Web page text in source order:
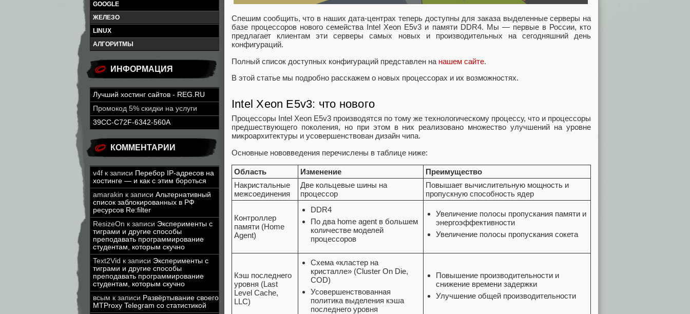
GOOGLE
ЖЕЛЕЗО
LINUX
АЛГОРИТМЫ
ИНФОРМАЦИЯ
Лучший хостинг сайтов - REG.RU
Промокод 5% скидки на услуги
39CC-C72F-6342-560A
КОММЕНТАРИИ
v4f к записи Перебор IP-адресов на
хостинге — и как с этим бороться
amarakin к записи Альтернативный
список заблокированных в РФ
ресурсов Re:filter
ResizeOn к записи Эксперименты с
тиграми и другие способы
преподавать программирование
студентам, которым скучно
Text2Vid к записи Эксперименты с
тиграми и другие способы
преподавать программирование
студентам, которым скучно
всым к записи Развёртывание своего
MTProxy Telegram со статистикой
Спешим сообщить, что в наших дата-центрах теперь доступны для заказа выделенные серверы на
базе процессоров нового семейства Intel Xeon E5v3 и памяти DDR4. Мы — первые в России, кто
предлагает клиентам эти серверы самых новых и производительных на сегодняшний день
конфигураций.
Полный список доступных конфигураций представлен на нашем сайте.
В этой статье мы подробно расскажем о новых процессорах и их возможностях.
Intel Xeon E5v3: что нового
Процессоры Intel Xeon E5v3 производятся по тому же технологическому процессу, что и процессоры
предшествующего поколения, но при этом в них реализовано множество улучшений на уровне
микроархитектуры и усовершенствован дизайн чипа.
Основные нововведения перечислены в таблице ниже:
Область Изменение
Преимущество
Накристальные
межсоединения
Две кольцевые шины на
процессор
Повышает вычислительную мощность и
пропускную способность ядер
Контроллер
памяти (Home
Agent)
DDR4
По два home agent в большем
количестве моделей
процессоров
Увеличение полосы пропускания памяти и
энергоэффективности
Увеличение полосы пропускания сокета
Кэш последнего
уровня (Last
Level Cache,
LLC)
Схема «кластер на
кристалле» (Cluster On Die,
COD)
Усовершенствованная
политика выделения кэша
последнего уровня
Повышение производительности и
снижение времени задержки
Улучшение общей производительности